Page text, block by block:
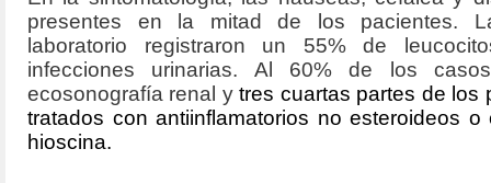
presentes en la mitad de los pacientes.
laboratorio registraron un 55% de
infecciones urinarias.
Al 60% de los
ecosonografía renal ytres cuartas partes de los
tratados con antiinflamatorios no esteroideos o
hioscina.